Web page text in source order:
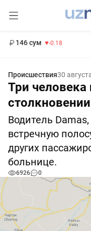
146 сум -0.18
Происшествия30
Три человека
Водитель
встречную
других
больнице.
6926 0